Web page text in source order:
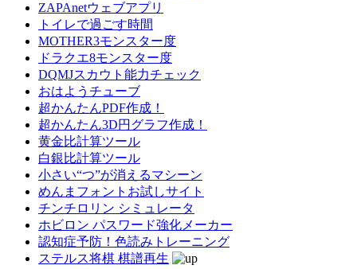
ZAPAnetウェブアプリ
トイレで過ごす時間
MOTHER3モンスター度
ドラクエ8モンスター度
DQMJスカウト能力チェック
おはようチューブ
超かんたんPDF作成！
超かんたん3D円グラフ作成！
黄金比計算ツール
白銀比計算ツール
小さい“つ”が消えるマシーン
めんまフォントお試しサイト
チンチロリン シミュレータ
ホビロン パスワード強化メーカー
認知症予防！色読みトレーニング
ステルス将棋 棋譜再生